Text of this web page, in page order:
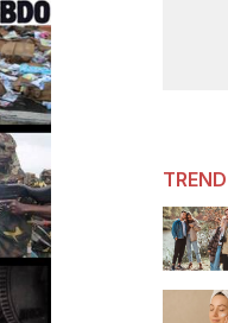
TREND